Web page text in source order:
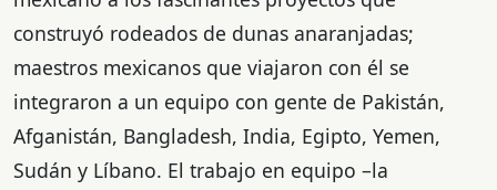
construyó rodeados de dunas anaranjadas;
maestros mexicanos que viajaron con él se
integraron a un equipo con gente de Pakistán,
Afganistán, Bangladesh, India, Egipto, Yemen,
Sudán y Líbano. El trabajo en equipo –la